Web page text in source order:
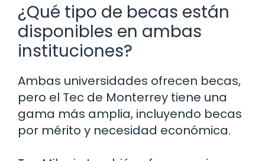
¿Qué tipo de becas están
disponibles en ambas
instituciones?
Ambas universidades ofrecen becas,
pero el Tec de Monterrey tiene una
gama más amplia, incluyendo becas
por mérito y necesidad económica.